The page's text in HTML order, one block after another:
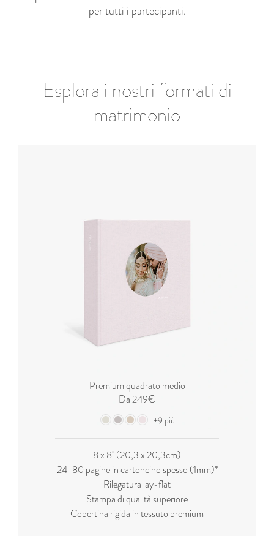
per tutti i partecipanti.
Esplora i nostri formati di
matrimonio
Premium quadrato medio
Da 249€
+9 più
8 x 8'' (20,3 x 20,3cm)
24-80 pagine in cartoncino spesso (1mm)*
Rilegatura lay-flat
Stampa di qualità superiore
Copertina rigida in tessuto premium